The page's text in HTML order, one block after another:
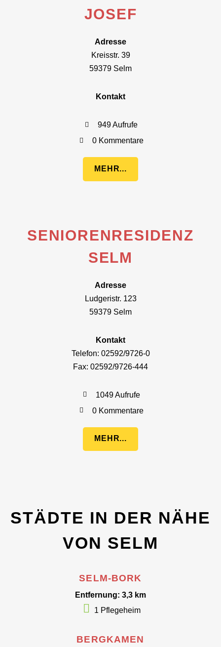
JOSEF
Adresse
Kreisstr. 39
59379 Selm
Kontakt
949 Aufrufe
0 Kommentare
MEHR...
SENIORENRESIDENZ
SELM
Adresse
Ludgeristr. 123
59379 Selm
Kontakt
Telefon: 02592/9726-0
Fax: 02592/9726-444
1049 Aufrufe
0 Kommentare
MEHR...
STÄDTE IN DER NÄHE
VON SELM
SELM-BORK
Entfernung: 3,3 km
1 Pflegeheim
BERGKAMEN